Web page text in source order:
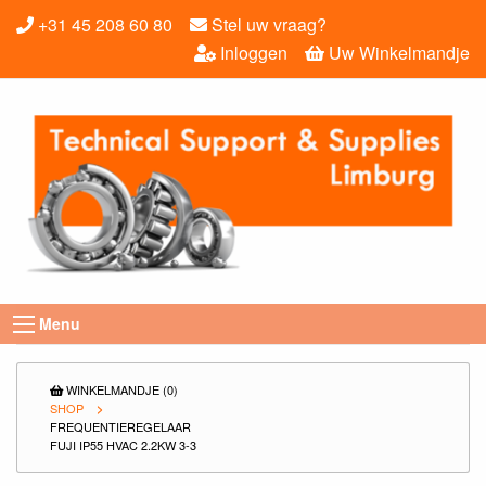
+31 45 208 60 80
Stel uw vraag?
Uw Winkelmandje
Inloggen
Menu
WINKELMANDJE (0)
SHOP
FREQUENTIEREGELAAR
FUJI IP55 HVAC 2.2KW 3-3